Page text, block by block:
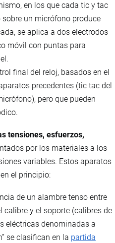
en los que cada tic y tac
un micrófono produce
se aplica a dos electrodos
móvil con puntas para
final del reloj, basados en el
precedentes (tic tac del
pero que pueden
tensiones, esfuerzos,
por los materiales a los
variables. Estos aparatos
el principio:
de un alambre tenso entre
calibre y el soporte (calibres de
eléctricas denominadas a
se clasifican en la partida